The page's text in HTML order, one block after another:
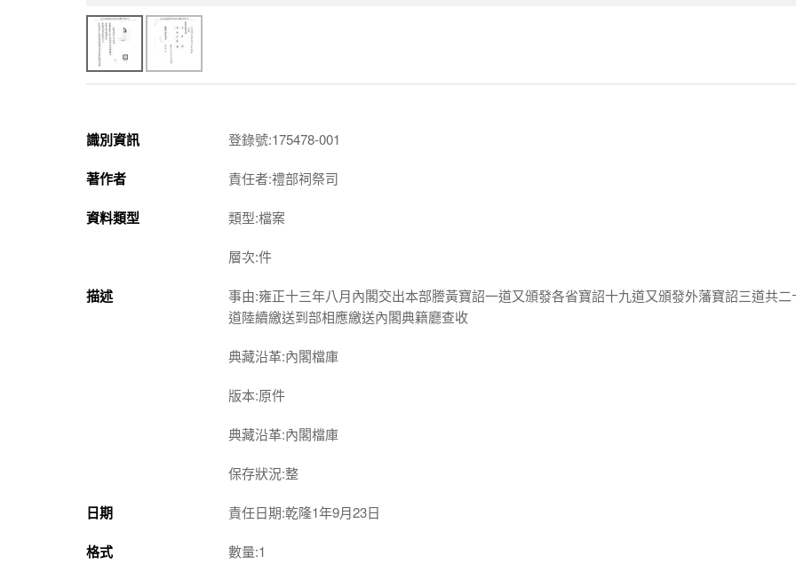
識別資訊 登錄號:175478-001
著作者 責任者:禮部祠祭司
資料類型 類型:檔案
層次:件
描述
事由:雍正十三年八月內閣交出本部謄黃寶詔一道又頒發各省寶詔十九道又頒發外藩寶詔三道共二
道陸續繳送到部相應繳送內閣典籍廳查收
典藏沿革:內閣檔庫
版本:原件
典藏沿革:內閣檔庫
保存狀況:整
日期 責任日期:乾隆1年9月23日
格式 數量:1